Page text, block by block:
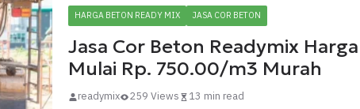
HARGA BETON READY MIX JASA COR BETON
Jasa Cor Beton Readymix Harga
Mulai Rp. 750.00/m3 Murah
readymix 259 Views 13 min read